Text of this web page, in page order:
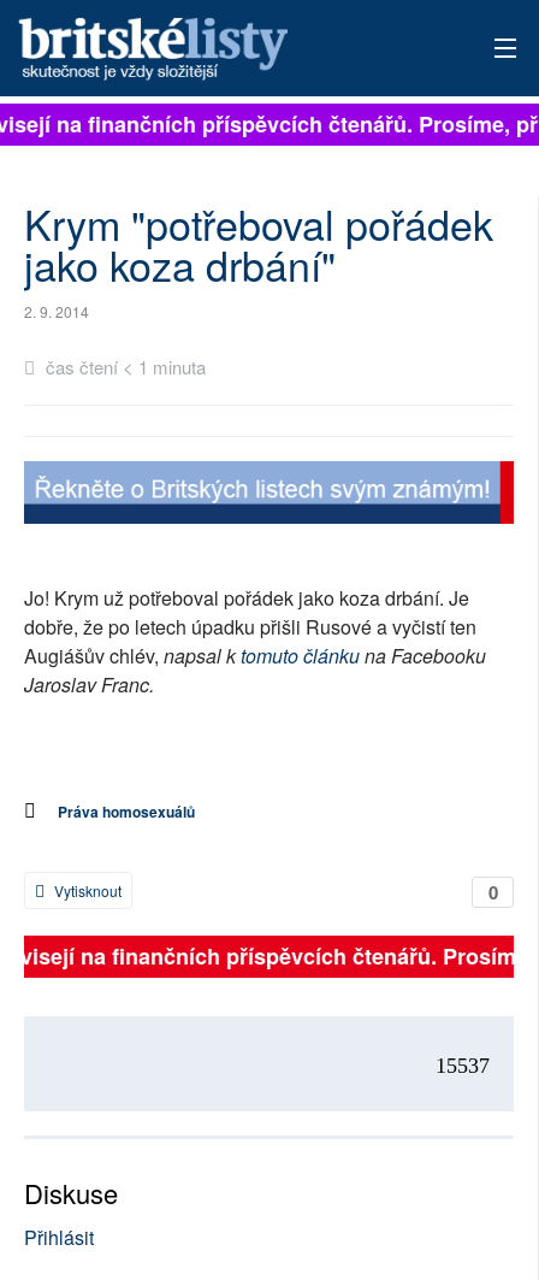
PŘIHLÁSIT
ARCHIV
ROZHOVORY
AUTOŘI
RUBRIKY
PLNÁ VERZE STRÁNEK
na finančních příspěvcích čtenářů. Prosíme,
Krym "potřeboval pořádek
jako koza drbání"
2. 9. 2014
čas čtení < 1 minuta
Jo! Krym už potřeboval pořádek jako koza drbání. Je
dobře, že po letech úpadku přišli Rusové a vyčistí ten
Augiášův chlév, napsal ktomuto článkuna Facebooku
Jaroslav Franc.
Práva homosexuálů
0
Vytisknout
na finančních příspěvcích čtenářů.
15537
Diskuse
Přihlásit